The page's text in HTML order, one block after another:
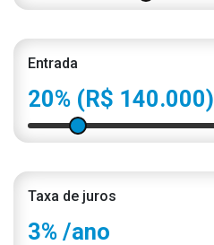
Entrada
20% (R$ 140.000)
Taxa de juros
3% /ano